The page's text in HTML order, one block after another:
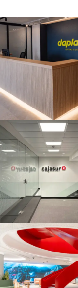
OFICINAS
DAPLAST –
CÓRDOBA
OFICINAS
CAJASUR –
SEVILLA